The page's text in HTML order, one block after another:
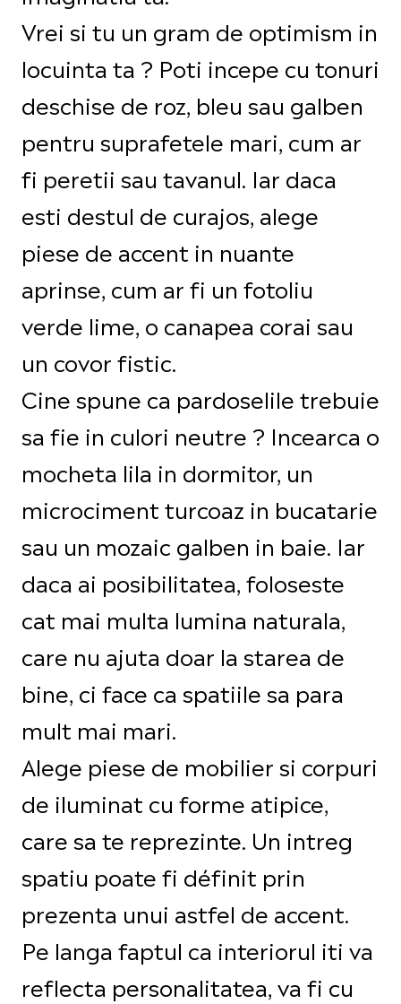
Vrei si tu un gram de optimism in
locuinta ta ? Poti incepe cu tonuri
deschise de roz, bleu sau galben
pentru suprafetele mari, cum ar
fi peretii sau tavanul. Iar daca
esti destul de curajos, alege
piese de accent in nuante
aprinse, cum ar fi un fotoliu
verde lime, o canapea corai sau
un covor fistic.
Cine spune ca pardoselile trebuie
sa fie in culori neutre ? Incearca o
mocheta lila in dormitor, un
microciment turcoaz in bucatarie
sau un mozaic galben in baie. Iar
daca ai posibilitatea, foloseste
cat mai multa lumina naturala,
care nu ajuta doar la starea de
bine, ci face ca spatiile sa para
mult mai mari.
Alege piese de mobilier si corpuri
de iluminat cu forme atipice,
care sa te reprezinte. Un intreg
spatiu poate fi définit prin
prezenta unui astfel de accent.
Pe langa faptul ca interiorul iti va
reflecta personalitatea, va fi cu